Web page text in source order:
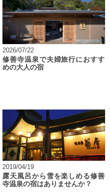
2026/07/22
修善寺温泉で夫婦旅行におすす
めの大人の宿
2019/04/19
露天風呂から雪を楽しめる修善
寺温泉の宿はありませんか？